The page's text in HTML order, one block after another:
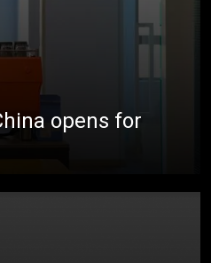
opens for